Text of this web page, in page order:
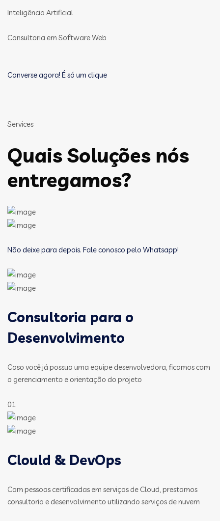
Inteligência Artificial
Consultoria em Software Web
Converse agora! É só um clique
Services
Quais Soluções nós
entregamos?
Não deixe para depois. Fale conosco pelo Whatsapp!
Consultoria para o
Desenvolvimento
Caso você já possua uma equipe desenvolvedora, ficamos com
o gerenciamento e orientação do projeto
01
Clould & DevOps
Com pessoas certificadas em serviços de Cloud, prestamos
consultoria e desenvolvimento utilizando serviços de nuvem